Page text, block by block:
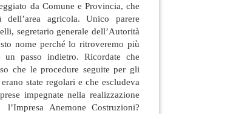
da Comune e Provincia, che
agricola. Unico parere
segretario generale dell’Autorità
nome perché lo ritroveremo più
passo indietro. Ricordate che
che le procedure seguite per gli
state regolari e che escludeva
impegnate nella realizzazione
Anemone Costruzioni?